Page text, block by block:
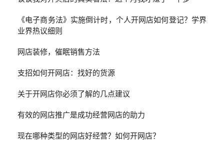
《电子商务法》实施倒计时，个人开网店如何登记？学界
业界热议细则
网店装修，催眠销售方法
支招如何开网店：找好的货源
关于开网店你必须了解的几点建议
有效的网店推广是成功经营网店的助力
现在哪种类型的网店好经营？如何开网店？